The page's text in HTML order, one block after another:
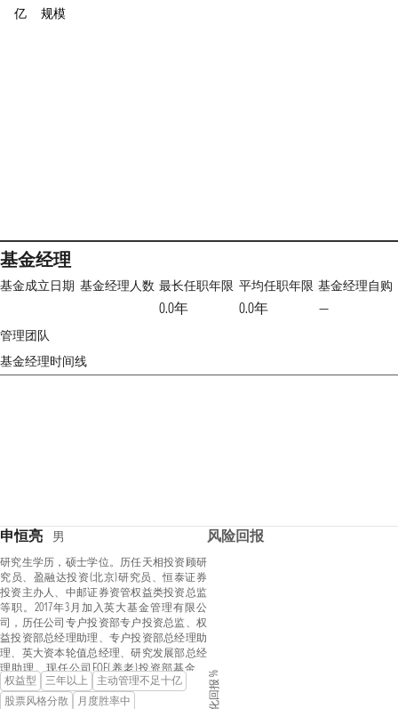
亿
规模
基金经理
基金成立日期 基金经理人数 最长任职年限
0.0年
平均任职年限
0.0年
基金经理自购
—
管理团队
基金经理时间线
申恒亮 男
研究生学历，硕士学位。历任天相投资顾研
究员、盈融达投资(北京)研究员、恒泰证券
投资主办人、中邮证券资管权益类投资总监
等职。2017年3月加入英大基金管理有限公
司，历任公司专户投资部专户投资总监、权
益投资部总经理助理、专户投资部总经理助
理、英大资本轮值总经理、研究发展部总经
理助理。现任公司FOF(养老)投资部基金经
理，管理英大延福养老目标日期2040三年持
有期混合型发起式基金中基金（FOF）、英大
权益型 三年以上
主动管理不足十亿
股票风格分散
月度胜率中
风险回报
年化回报 %